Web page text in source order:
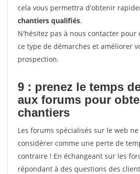
cela vous permettra d'obtenir
chantiers qualifiés.
N'hésitez pas à nous contacter pour
ce type de démarches et améliorer
prospection.
9 : prenez le temps
aux forums pour
chantiers
Les forums spécialisés sur le web
considérer comme une perte de
contraire ! En échangeant sur les
répondant à des questions des